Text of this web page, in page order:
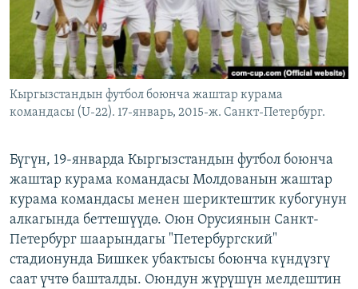
ЭЕ/АРнун бардык сайттары
Кыргызстандын футбол боюнча жаштар курама
командасы (U-22). 17-январь, 2015-ж. Санкт-Петербург.
Бүгүн, 19-январда Кыргызстандын футбол боюнча
жаштар курама командасы Молдованын жаштар
курама командасы менен шериктештик кубогунун
алкагында беттешүүдө. Оюн Орусиянын Санкт-
Петербург шаарындагы "Петербургский"
стадионунда Бишкек убактысы боюнча күндүзгү
саат үчтө башталды. Оюндун жүрүшүн мелдештин